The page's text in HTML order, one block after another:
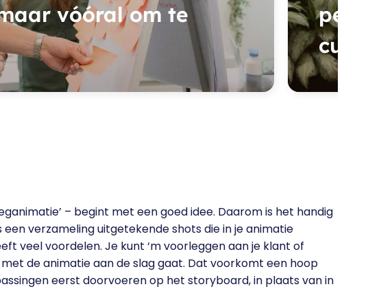
vóóral om te
– begint met een goed idee. Daarom is het handig
verzameling uitgetekende shots die in je animatie
veel voordelen. Je kunt ‘m voorleggen aan je klant of
de animatie aan de slag gaat. Dat voorkomt een hoop
eerst doorvoeren op het storyboard, in plaats van in